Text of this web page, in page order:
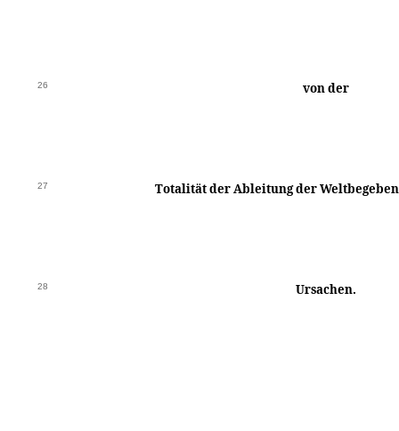
26 von der
27 Totalität der Ableitung der
28 Ursachen.